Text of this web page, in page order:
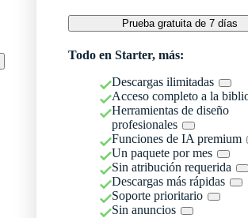
Prueba gratuita de 7 días
Todo en Starter, más:
Descargas ilimitadas
Acceso completo a la
Herramientas de diseño
profesionales
Funciones de IA premium
Un paquete por mes
Sin atribución requerida
Descargas más rápidas
Soporte prioritario
Sin anuncios